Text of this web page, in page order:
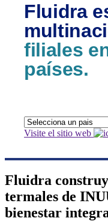
Fluidra
filiales
países.
Visite el sitio web
Fluidra
termales de
bienestar